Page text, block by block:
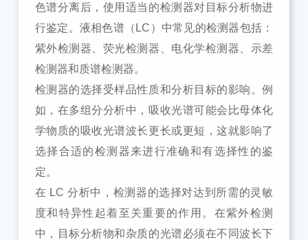
色谱分离后，使用适当的检测器对目标分析物进
行鉴定。液相色谱（ LC）中常见的检测器包括：
紫外检测器、荧光检测器、电化学检测器、示差
检测器和质谱检测器。
检测器的选择受样品性质和分析目标的影响。例
如，在多组分分析中，吸收光谱可能会比母体化
学物质的吸收光谱波长更长或更短，这就影响了
选择合适的检测器来进行准确和有选择性的鉴
定。
在 LC 分析中，检测器的选择对达到所需的灵敏
度和特异性起着至关重要的作用。在紫外检测
中，目标分析物和杂质的光谱必须在不同波长下